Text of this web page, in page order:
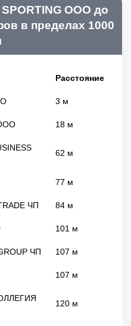
ООО до
в пределах 1000
Расстояние
3 м
18 м
62 м
77 м
ЧП 84 м
101 м
ЧП 107 м
107 м
120 м